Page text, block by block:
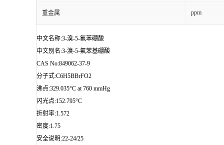
重金属 ppm
中文名称:3-溴-5-氟苯硼酸
中文别名:3-溴-5-氟苯基硼酸
CAS No:849062-37-9
分子式:C6H5BBrFO2
沸点:329.035°C at 760 mmHg
闪光点:152.795°C
折射率:1.572
密度:1.75
安全说明:22-24/25